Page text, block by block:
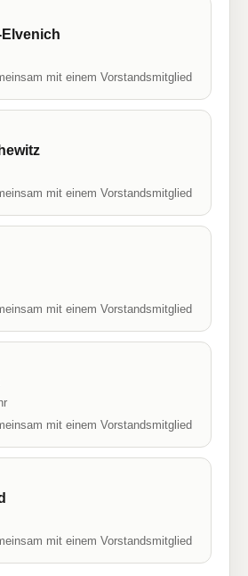
mit einem Vorstandsmitglied
mit einem Vorstandsmitglied
mit einem Vorstandsmitglied
mit einem Vorstandsmitglied
mit einem Vorstandsmitglied